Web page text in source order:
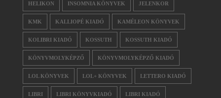
HELIKON INSOMNIA KÖNYVEK JELENKOR
KMK KALLIOPÉ KIADÓ KAMÉLEON KÖNYVEK
KOLIBRI KIADÓ KOSSUTH KOSSUTH KIADÓ
KÖNYVMOLYKÉPZŐ KÖNYVMOLYKÉPZŐ KIADÓ
LOL KÖNYVEK LOL+ KÖNYVEK LETTERO KIADÓ
LIBRI LIBRI KÖNYVKIADÓ LIBRI KIADÓ